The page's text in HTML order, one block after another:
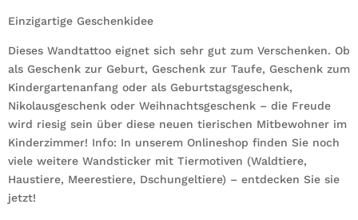
Einzigartige Geschenkidee
Dieses Wandtattoo eignet sich sehr gut zum Verschenken. Ob
als Geschenk zur Geburt, Geschenk zur Taufe, Geschenk zum
Kindergartenanfang oder als Geburtstagsgeschenk,
Nikolausgeschenk oder Weihnachtsgeschenk – die Freude
wird riesig sein über diese neuen tierischen Mitbewohner im
Kinderzimmer! Info: In unserem Onlineshop finden Sie noch
viele weitere Wandsticker mit Tiermotiven (Waldtiere,
Haustiere, Meerestiere, Dschungeltiere) – entdecken Sie sie
jetzt!